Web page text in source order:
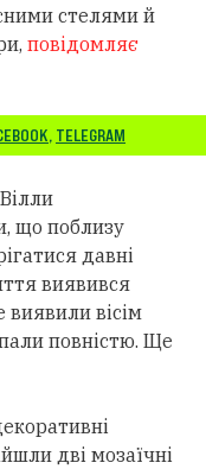
стелями й
повідомляє
, TELEGRAM
що поблизу
давні
виявився
вісім
повністю. Ще
дві мозаїчні